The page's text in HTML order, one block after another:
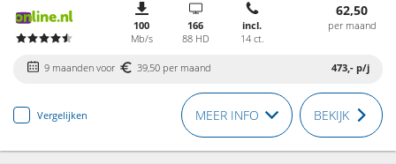
100
Mb/s
166
88 HD
incl.
14 ct.
62,50
per maand
9 maanden voor 39,50 per maand 473,- p/j
Vergelijken MEER INFO BEKIJK